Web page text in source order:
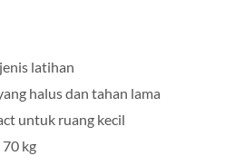
latihan
halus dan tahan lama
untuk ruang kecil
kg